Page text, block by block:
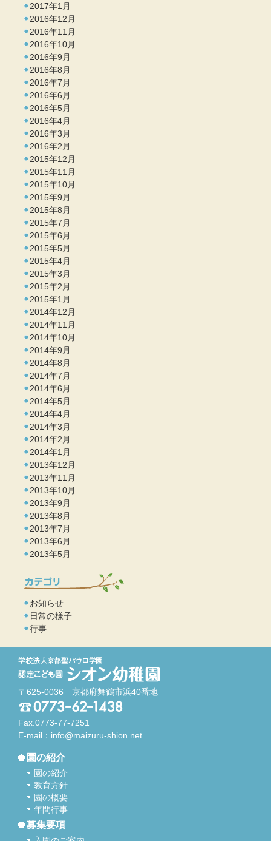
2017年1月
2016年12月
2016年11月
2016年10月
2016年9月
2016年8月
2016年7月
2016年6月
2016年5月
2016年4月
2016年3月
2016年2月
2015年12月
2015年11月
2015年10月
2015年9月
2015年8月
2015年7月
2015年6月
2015年5月
2015年4月
2015年3月
2015年2月
2015年1月
2014年12月
2014年11月
2014年10月
2014年9月
2014年8月
2014年7月
2014年6月
2014年5月
2014年4月
2014年3月
2014年2月
2014年1月
2013年12月
2013年11月
2013年10月
2013年9月
2013年8月
2013年7月
2013年6月
2013年5月
お知らせ
日常の様子
行事
〒625-0036 京都府舞鶴市浜40番地
Fax.0773-77-7251
E-mail： info@maizuru-shion.net
園の紹介
園の紹介
教育方針
園の概要
年間行事
募集要項